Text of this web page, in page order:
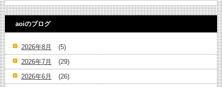
aoiのブログ
2026年8月
(5)
2026年7月
(29)
2026年6月
(26)